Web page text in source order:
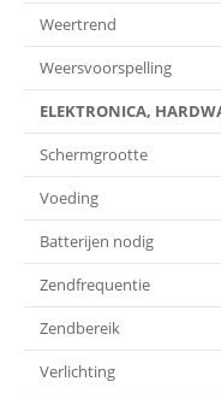
Weertrend
Weersvoorspelling
ELEKTRONICA,
Schermgrootte
Voeding
Batterijen nodig
Zendfrequentie
Zendbereik
Verlichting